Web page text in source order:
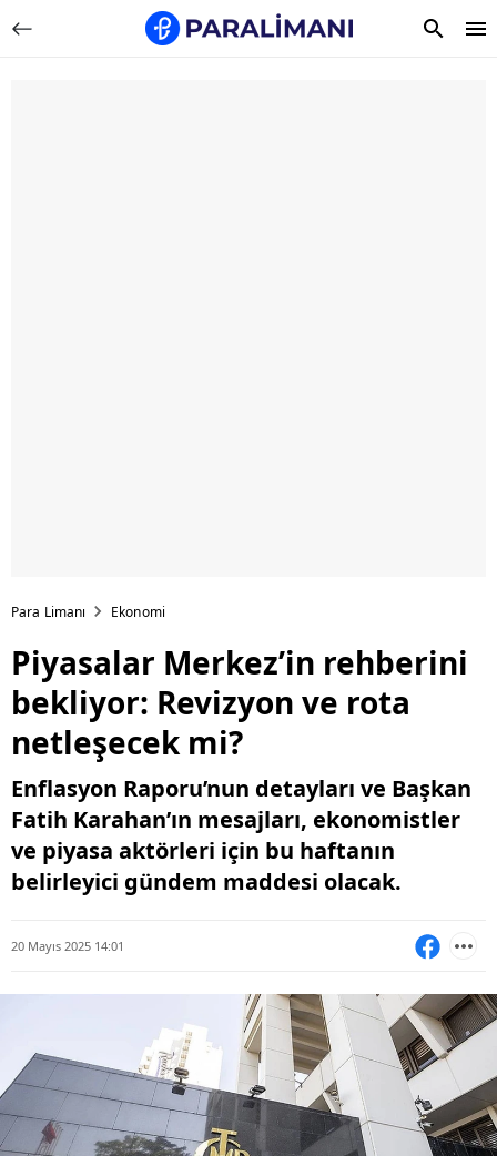
Para Limanı Ekonomi
Piyasalar Merkez’in rehberini
bekliyor: Revizyon ve rota
netleşecek mi?
Enflasyon Raporu’nun detayları ve Başkan
Fatih Karahan’ın mesajları, ekonomistler
ve piyasa aktörleri için bu haftanın
belirleyici gündem maddesi olacak.
20 Mayıs 2025 14:01